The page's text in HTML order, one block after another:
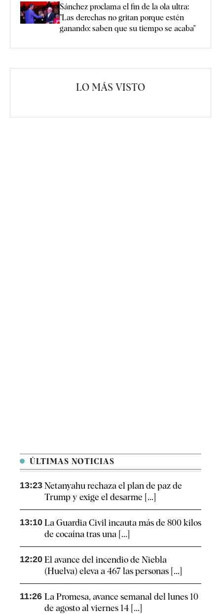
Sánchez proclama el fin de la ola ultra:
"Las derechas no gritan porque estén
ganando: saben que su tiempo se acaba"
LO MÁS VISTO
ÚLTIMAS NOTICIAS
13:23 Netanyahu rechaza el plan de paz de
Trump y exige el desarme [...]
13:10 La Guardia Civil incauta más de 800 kilos
de cocaína tras una [...]
12:20 El avance del incendio de Niebla
(Huelva) eleva a 467 las personas [...]
11:26 La Promesa, avance semanal del lunes 10
de agosto al viernes 14 [...]